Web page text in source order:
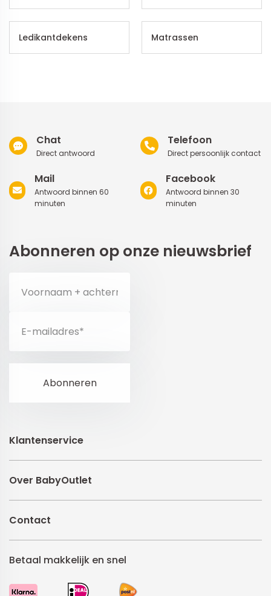
Ledikantdekens Matrassen
Chat
Direct antwoord
Telefoon
Direct persoonlijk contact
Mail
Antwoord binnen 60
minuten
Facebook
Antwoord binnen 30
minuten
Abonneren op onze nieuwsbrief
Klantenservice
Over BabyOutlet
Contact
Betaal makkelijk en snel